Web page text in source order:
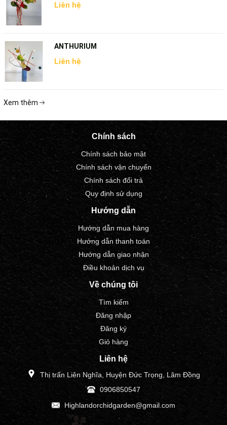
Liên hệ
ANTHURIUM
Liên hệ
Xem thêm
Chính sách
Chính sách bảo mật
Chính sách vận chuyển
Chính sách đổi trả
Quy định sử dụng
Hướng dẫn
Hướng dẫn mua hàng
Hướng dẫn thanh toán
Hướng dẫn giao nhận
Điều khoản dịch vụ
Về chúng tôi
Tìm kiếm
Đăng nhập
Đăng ký
Giỏ hàng
Liên hệ
Thị trấn Liên Nghĩa, Huyện Đức Trọng, Lâm Đồng
0906850547
Highlandorchidgarden@gmail.com